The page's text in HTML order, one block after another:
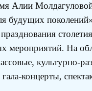
Алии Молдагуловой
будущих
празднования
мероприятий. На
культурно-
концерты,